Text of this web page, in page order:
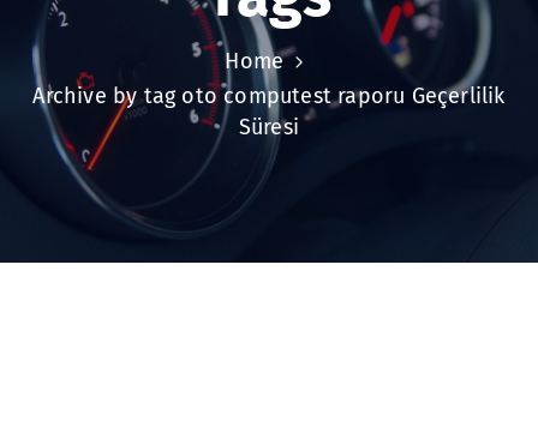
Home
Archive by tag oto computest raporu Geçerlilik
Süresi